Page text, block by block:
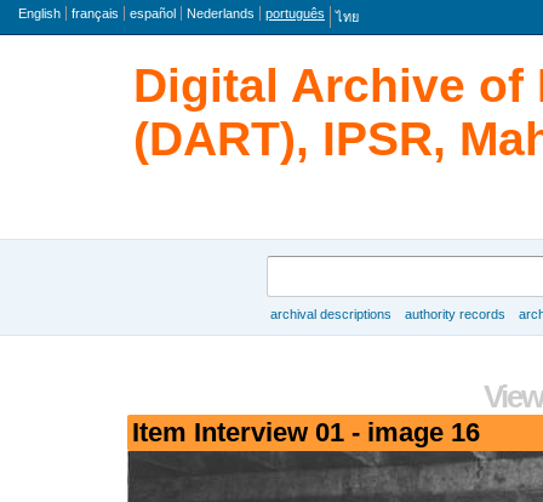
idioma
English français español Nederlands português ไทย
Digital Archive of
(DART), IPSR,
archival descriptions authority records
Item Interview 01 - image 16